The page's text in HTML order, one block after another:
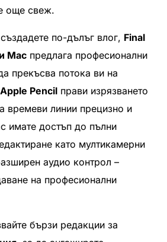
още свеж.
по-дълъг влог, Final
Mac предлага професионални
прекъсва потока ви на
Apple Pencil прави изрязването
времеви линии прецизно и
имате достъп до пълни
като мултикамерни
аудио контрол –
на професионални
бързи редакции за